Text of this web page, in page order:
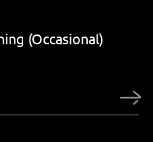
(Occasional)